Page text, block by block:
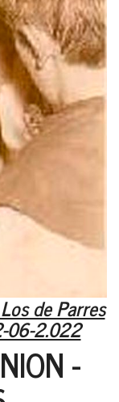
de Parres
06-2.022
-